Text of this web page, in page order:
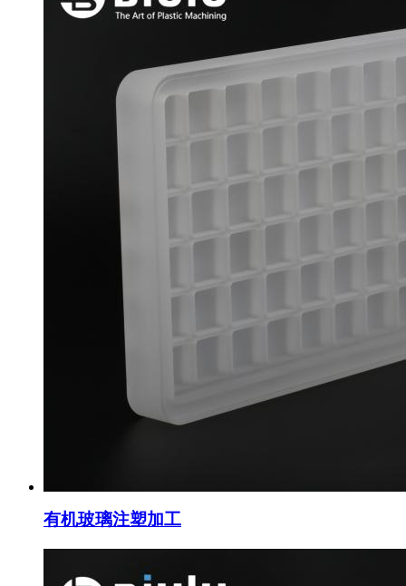
有机玻璃注塑加工